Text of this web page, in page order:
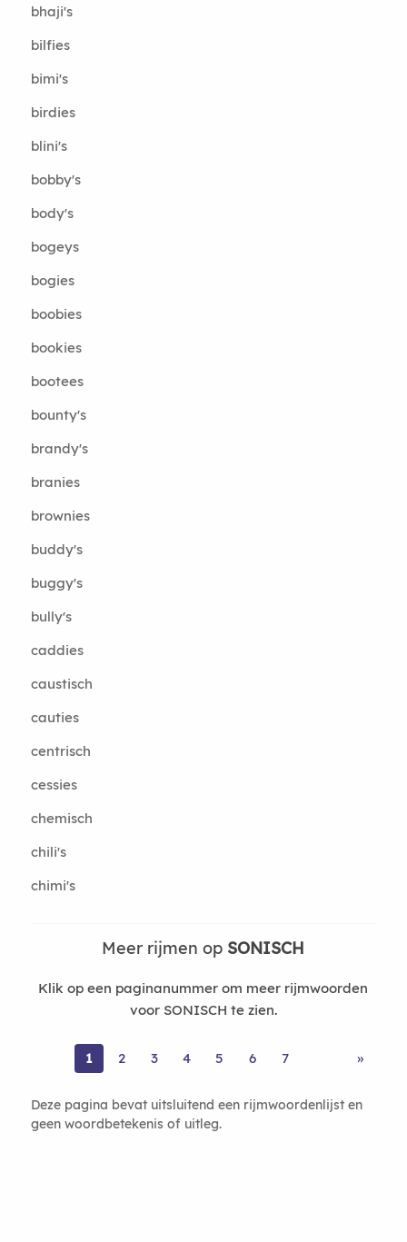
bhaji's
bilfies
bimi's
birdies
blini's
bobby's
body's
bogeys
bogies
boobies
bookies
bootees
bounty's
brandy's
branies
brownies
buddy's
buggy's
bully's
caddies
caustisch
cauties
centrisch
cessies
chemisch
chili's
chimi's
Meer rijmen op SONISCH
Klik op een paginanummer om meer rijmwoorden
voor SONISCH te zien.
1 2 3 4 5 6 7 »
Deze pagina bevat uitsluitend een rijmwoordenlijst en
geen woordbetekenis of uitleg.